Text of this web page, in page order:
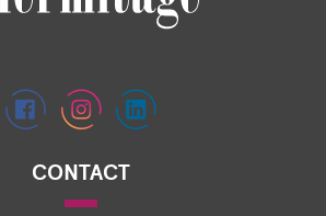
CONTACT